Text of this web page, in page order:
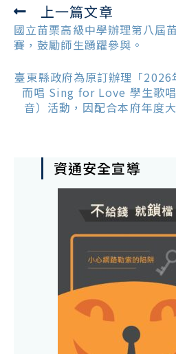
Read
more
articles
上一篇文章
國立苗栗高級中學辦理第八屆
賽，鼓勵師生踴躍參與。
臺東縣政府為原訂辦理「
而唱 Sing for Love 學生歌
音）活動，因配合本府年度
資通安全宣導